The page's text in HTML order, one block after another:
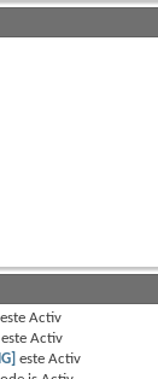
esteActiv
esteActiv
esteActiv